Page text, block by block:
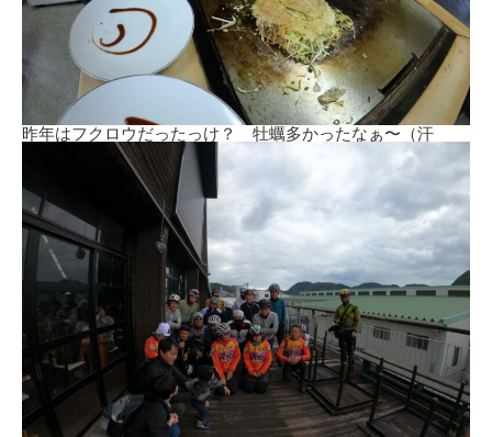
昨年はフクロウだったっけ？ 牡蠣多かったなぁ〜（汗